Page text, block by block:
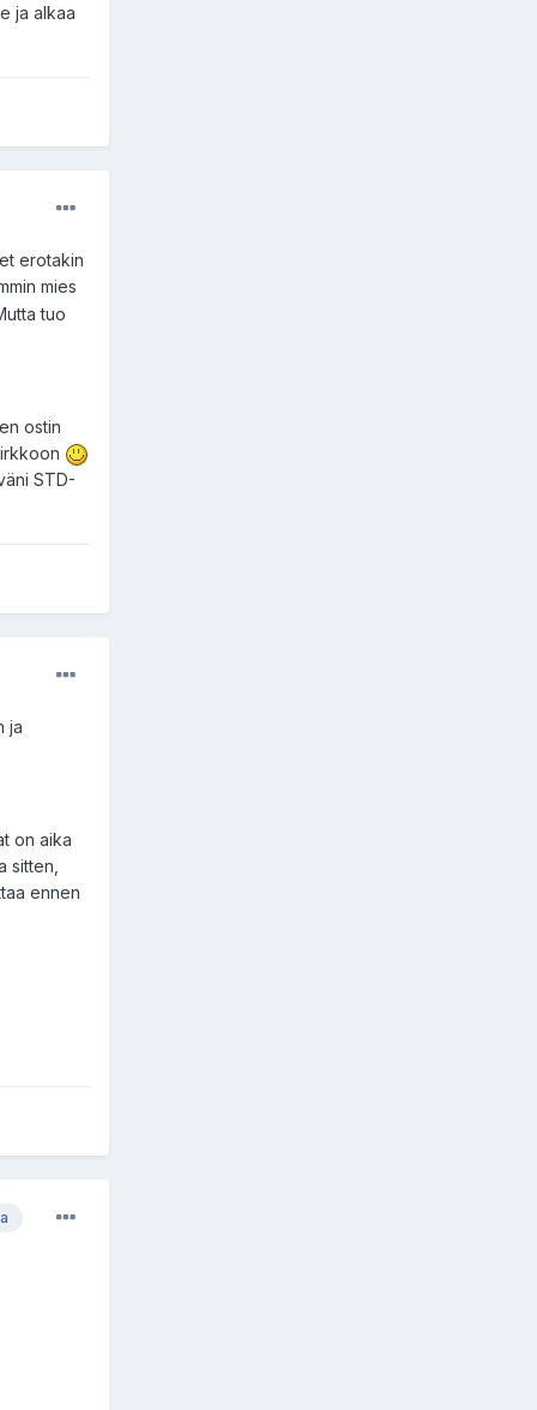
ja alkaa
erotakin
mies
tuo
ostin
STD-
ja
on aika
sitten,
ennen